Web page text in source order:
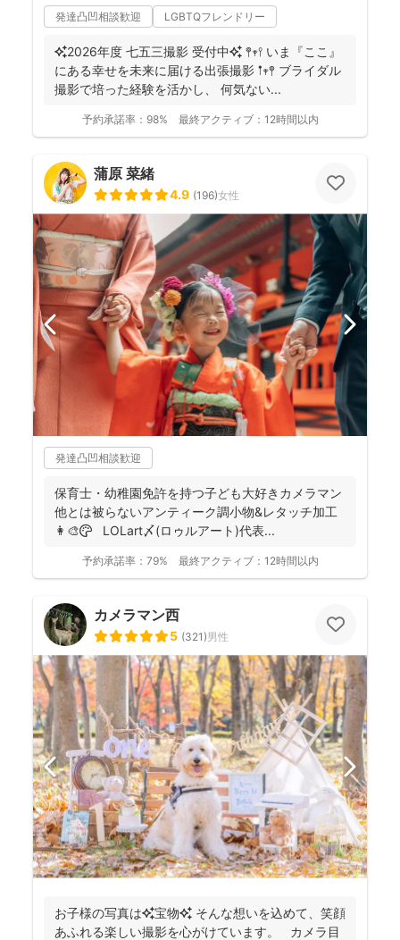
発達凸凹相談歓迎 LGBTQフレンドリー
✨2026年度 七五三撮影 受付中✨ 𖤣𖥧𖥣 いま『ここ』
にある幸せを未来に届ける出張撮影 𖡡𖥧𖤣 ブライダル
撮影で培った経験を活かし、 何気ない...
予約承諾率： 98% 最終アクティブ： 12時間以内
蒲原 菜緒
4.9 (196)女性
発達凸凹相談歓迎
保育士・幼稚園免許を持つ子ども大好きカメラマン
他とは被らないアンティーク調小物&レタッチ加工
👩‍🎨🎨 LOLart〆(ロゥルアート)代表...
予約承諾率： 79% 最終アクティブ： 12時間以内
カメラマン西
5 (321)男性
お子様の写真は✨宝物✨ そんな想いを込めて、笑顔
あふれる楽しい撮影を心がけています。 カメラ目